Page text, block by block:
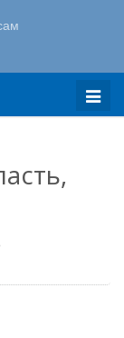
Меню